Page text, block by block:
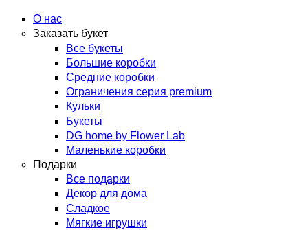
О нас
Заказать букет
Все букеты
Большие коробки
Средние коробки
Ограничения серия premium
Кульки
Букеты
DG home by Flower Lab
Маленькие коробки
Подарки
Все подарки
Декор для дома
Сладкое
Мягкие игрушки